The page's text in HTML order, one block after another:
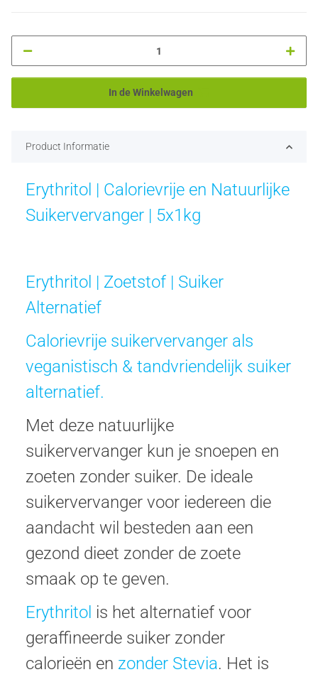
In de Winkelwagen
Product Informatie
Erythritol | Calorievrije en Natuurlijke
Suikervervanger | 5x1kg
Erythritol | Zoetstof | Suiker
Alternatief
Calorievrije suikervervanger als
veganistisch & tandvriendelijk suiker
alternatief.
Met deze natuurlijke
suikervervanger kun je snoepen en
zoeten zonder suiker. De ideale
suikervervanger voor iedereen die
aandacht wil besteden aan een
gezond dieet zonder de zoete
smaak op te geven.
Erythritol is het alternatief voor
geraffineerde suiker zonder
calorieën en zonder Stevia. Het is